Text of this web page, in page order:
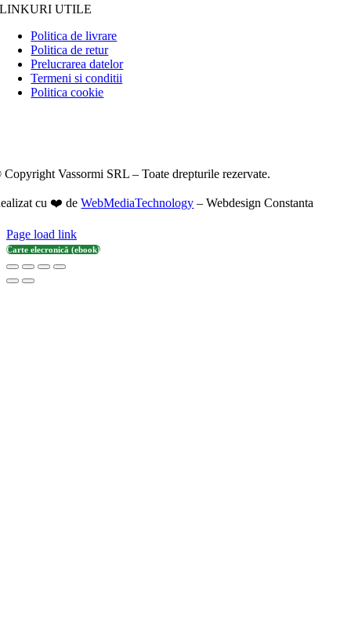
LINKURI UTILE
Politica de livrare
Politica de retur
Prelucrarea datelor
Termeni si conditii
Politica cookie
Vassormi SRL – Toate drepturile rezervate.
cu ❤️ deWebMediaTechnology – Webdesign Constanta
Page load link
Carte elecronică (ebook)